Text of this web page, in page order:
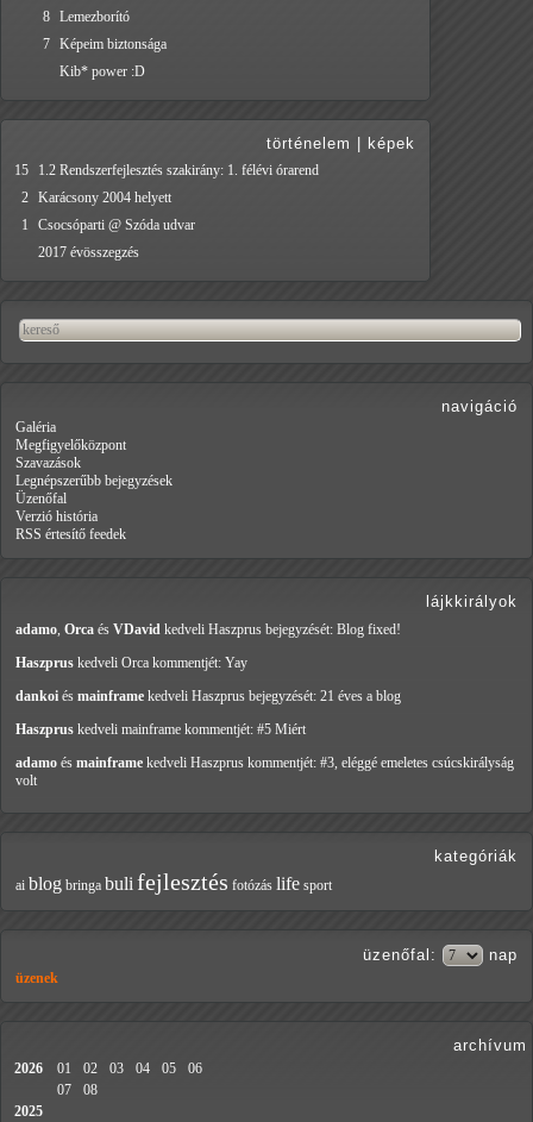
8 Lemezborító
7 Képeim biztonsága
Kib* power :D
történelem képek
15
1.2 Rendszerfejlesztés szakirány: 1. félévi órarend
2 Karácsony 2004 helyett
1
Csocsóparti @ Szóda udvar
2017 évösszegzés
navigáció
Galéria
Megfigyelőközpont
Szavazások
Legnépszerűbb bejegyzések
Üzenőfal
Verzió história
RSS értesítő feedek
lájkkirályok
adamo, Orca és VDavid kedveli Haszprus bejegyzését: Blog fixed!
Haszprus kedveli Orca kommentjét: Yay
dankoi és mainframe kedveli Haszprus bejegyzését: 21 éves a blog
Haszprus kedveli mainframe kommentjét: #5 Miért
adamo és mainframe kedveli Haszprus kommentjét: #3, eléggé emeletes csúcskirályság
volt
kategóriák
ai blog bringa buli fejlesztés fotózás life sport
üzenőfal : nap
üzenek
archívum
2026 01 02 03 04 05
06
07
08
2025